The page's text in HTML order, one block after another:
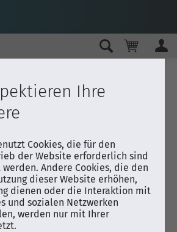
Ihre
Cookies, die für den
der Website erforderlich sind
Andere Cookies, die den
dieser Website erhöhen,
dienen oder die Interaktion mit
und sozialen Netzwerken
werden nur mit Ihrer